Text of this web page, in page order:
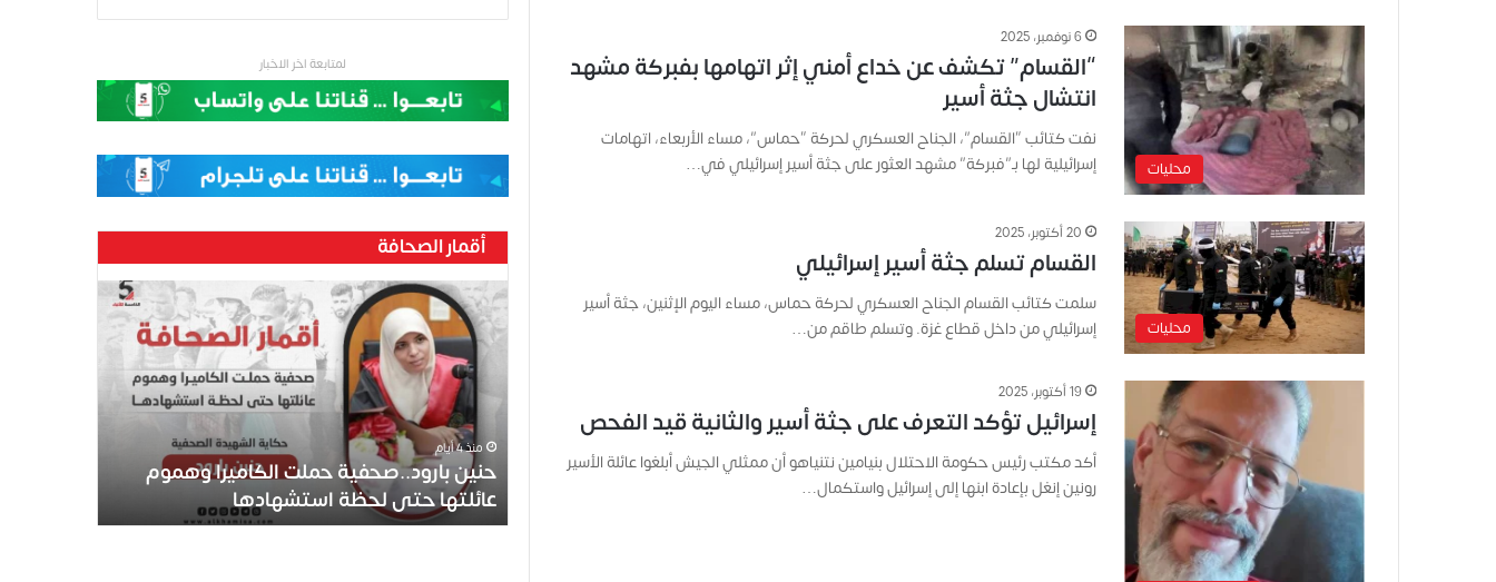
محليات
6 نوفمبر، 2025
“القسام” تكشف عن خداع أمني إثر اتهامها بفبركة مشهد
انتشال جثة أسير
نفت كتائب “القسام”، الجناح العسكري لحركة “حماس”، مساء الأربعاء، اتهامات
إسرائيلية لها بـ”فبركة” مشهد العثور على جثة أسير إسرائيلي في…
محليات
20 أكتوبر، 2025
القسام تسلم جثة أسير إسرائيلي
سلمت كتائب القسام الجناح العسكري لحركة حماس، مساء اليوم الإثنين، جثة أسير
إسرائيلي من داخل قطاع غزة. وتسلم طاقم من…
19 أكتوبر، 2025
إسرائيل تؤكد التعرف على جثة أسير والثانية قيد الفحص
أكد مكتب رئيس حكومة الاحتلال بنيامين نتنياهو أن ممثلي الجيش أبلغوا عائلة الأسير
رونين إنغل بإعادة ابنها إلى إسرائيل واستكمال…
لمتابعة اخر الاخبار
أقمار الصحافة
ح
ن
.
منذ 4 أيام
حنين بارود..صحفية حملت الكاميرا وهموم
عائلتها حتى لحظة استشهادها